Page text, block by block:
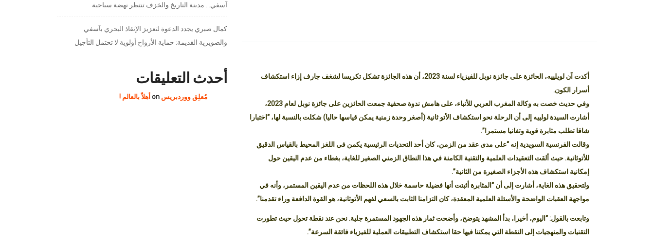
أكدت آن لويلييه، الحائزة على جائزة نوبل للفيزياء لسنة 2023، أن هذه الجائزة تشكل تكريسا لشغف جارف إزاء استكشاف
أسرار الكون.
وفي حديث خصت به وكالة المغرب العربي للأنباء، على هامش ندوة صحفية جمعت الحائزين على جائزة نوبل لعام 2023،
أشارت السيدة لولييه إلى أن الرحلة نحو استكشاف الأتو ثانية (أصغر وحدة زمنية يمكن قياسها حاليا) شكلت بالنسبة لها، “اختبارا
شاقا تطلب مثابرة قوية وتفانيا مستمرا”.
وقالت الفرنسية السويدية إنه “على مدى عقد من الزمن، كان أحد التحديات الرئيسية يكمن في اللغز المحيط بالقياس الدقيق
للأتوثانية. حيث ألقت التعقيدات العلمية والتقنية الكامنة في هذا النطاق الزمني الصغير للغاية، بغطاء من عدم اليقين حول
إمكانية استكشاف هذه الأجزاء الصغيرة من الثانية”.
ولتحقيق هذه الغاية، أشارت إلى أن “المثابرة أثبتت أنها فضيلة حاسمة خلال هذه اللحظات من عدم اليقين المستمر، وأنه في
مواجهة العقبات الواضحة والأسئلة العلمية المعقدة، كان التزامنا الثابت بالسعي لفهم الأتوثانية، هو القوة الدافعة وراء تقدمنا”.
وتابعت بالقول: “اليوم، أخيرا، بدأ المشهد يتوضح، وأضحت ثمار هذه الجهود المستمرة جلية. نحن عند نقطة تحول حيث تطورت
التقنيات والمنهجيات إلى النقطة التي يمكننا فيها حقا استكشاف التطبيقات العملية للفيزياء فائقة السرعة”.
آسفي… مدينة التاريخ والخزف تنتظر نهضة سياحية
كمال صبري يجدد الدعوة لتعزيز الإنقاذ البحري بآسفي
والصويرية القديمة: حماية الأرواح أولوية لا تحتمل التأجيل
أحدث التعليقات
مُعلِق ووردبريس أهلاً بالعالم !